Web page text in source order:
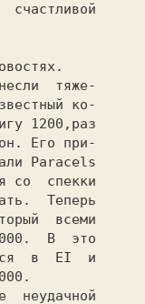
тяже-
ко-
1200,раз
Его при-
Paracels
со  спекки
Теперь
всеми
В  это
в  EI  и